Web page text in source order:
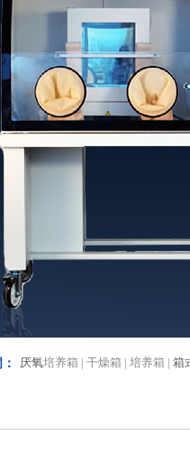
厌氧培养箱 | 干燥箱 | 培养箱 | 箱